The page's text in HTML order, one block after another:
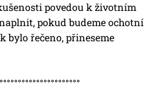
povedou k životním
pokud budeme ochotní
bylo řečeno, přineseme